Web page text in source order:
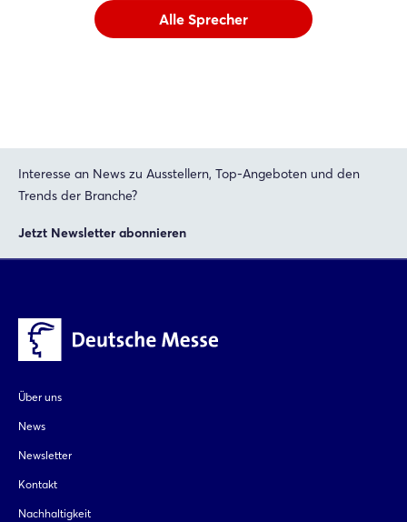
Alle Sprecher
Interesse an News zu Ausstellern, Top-Angeboten und den
Trends der Branche?
Jetzt Newsletter abonnieren
Über uns
News
Newsletter
Kontakt
Nachhaltigkeit